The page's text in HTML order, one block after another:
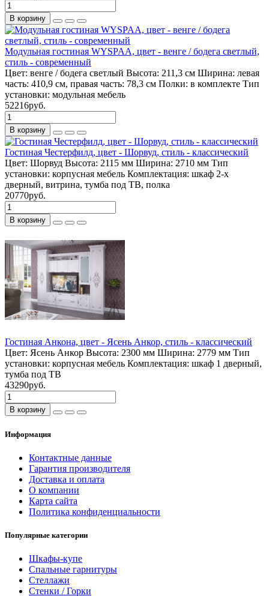
В корзину
Модульная гостиная WYSPAA, цвет - венге / бодега светлый,
стиль - современный
Цвет: венге / бодега светлый Высота: 211,3 см Ширина: левая
часть: 410,9 см, правая часть: 78,3 см Полки: в комплекте Тип
установки: модульная мебель
52216руб.
В корзину
Гостиная Честерфилд, цвет - Шорвуд, стиль - классический
Цвет: Шорвуд Высота: 2115 мм Ширина: 2710 мм Тип
установки: корпусная мебель Комплектация: шкаф 2-х
дверный, витрина, тумба под ТВ, полка
20770руб.
В корзину
Гостиная Анкона, цвет - Ясень Анкор, стиль - классический
Цвет: Ясень Анкор Высота: 2300 мм Ширина: 2779 мм Тип
установки: корпусная мебель Комплектация: шкаф 1 дверный,
тумба под ТВ
43290руб.
В корзину
Информация
Контактные данные
Гарантия производителя
Доставка и оплата
О компании
Карта сайта
Политика конфиденциальности
Популярные категории
Шкафы-купе
Спальные гарнитуры
Стеллажи
Стенки / Горки